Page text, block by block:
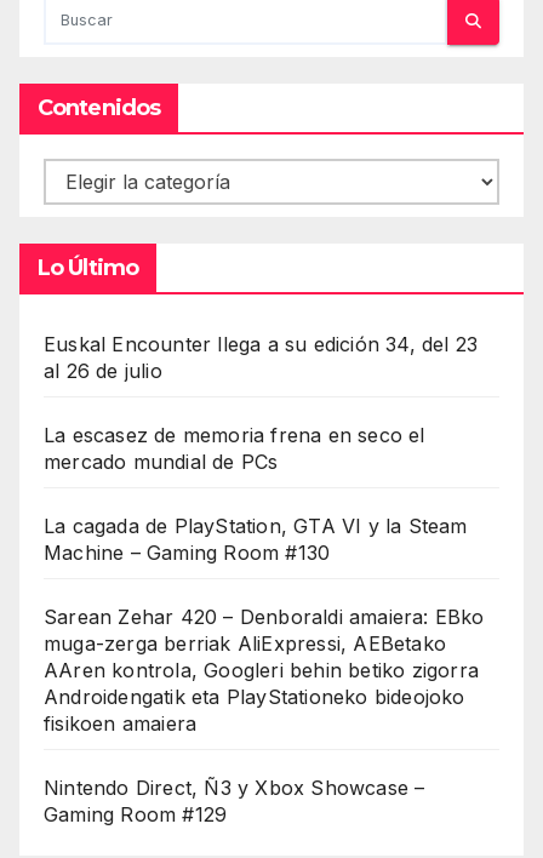
Contenidos
Contenidos
Lo Último
Euskal Encounter llega a su edición 34, del 23
al 26 de julio
La escasez de memoria frena en seco el
mercado mundial de PCs
La cagada de PlayStation, GTA VI y la Steam
Machine – Gaming Room #130
Sarean Zehar 420 – Denboraldi amaiera: EBko
muga-zerga berriak AliExpressi, AEBetako
AAren kontrola, Googleri behin betiko zigorra
Androidengatik eta PlayStationeko bideojoko
fisikoen amaiera
Nintendo Direct, Ñ3 y Xbox Showcase –
Gaming Room #129